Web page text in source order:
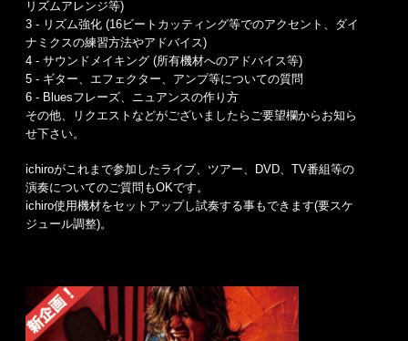
リズムアレンジ等)
3 - リズム強化 (16ビートカッティング等でのアクセント、ダイ
ナミクスの練習方法やアドバイス)
4 - サウンドメイキング (所有機材へのアドバイス等)
5 - ギター、エフェクター、アンプ等についての質問
6 - Bluesフレーズ、ニュアンスの作り方
その他、リクエストなどがございましたらご要望欄からお知ら
せ下さい。
ichiroがこれまで参加したライブ、ツアー、DVD、TV番組等の
演奏についてのご質問もOKです。
ichiro使用機材をセットアップし試奏する事もできます(要スケ
ジュール調整)。